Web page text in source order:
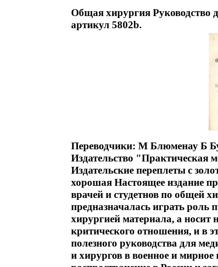
Общая хирургия Руководство
артикул 5802b.
Переводчики: М Блюменау Б
Издательство "Практическая
Издательские переплеты с
хорошая Настоящее издание
врачей и студетнов по общей
предназначалась играть роль
хирургией материала, а носит
критического отношения, и в
полезного руководства для
и хирургов в военное и